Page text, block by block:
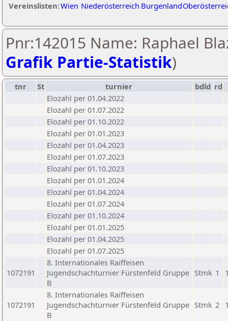
Vereinslisten:Wien Niederösterreich Burgenland
Pnr:142015 Name: Raphael
Grafik Partie-Statistik)
tnr St turnier bdld rd
Elozahl per 01.04.2022
Elozahl per 01.07.2022
Elozahl per 01.10.2022
Elozahl per 01.01.2023
Elozahl per 01.04.2023
Elozahl per 01.07.2023
Elozahl per 01.10.2023
Elozahl per 01.01.2024
Elozahl per 01.04.2024
Elozahl per 01.07.2024
Elozahl per 01.10.2024
Elozahl per 01.01.2025
Elozahl per 01.04.2025
Elozahl per 01.07.2025
1072191
8. Internationales Raiffeisen
Jugendschachturnier Fürstenfeld Gruppe
B
Stmk 1
1072191
8. Internationales Raiffeisen
Jugendschachturnier Fürstenfeld Gruppe
B
Stmk 2